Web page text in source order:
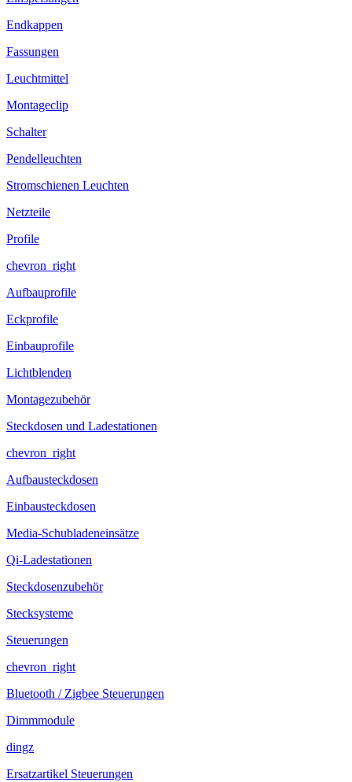
Endkappen
Fassungen
Leuchtmittel
Montageclip
Schalter
Pendelleuchten
Stromschienen Leuchten
Netzteile
Profile
chevron_right
Aufbauprofile
Eckprofile
Einbauprofile
Lichtblenden
Montagezubehör
Steckdosen und Ladestationen
chevron_right
Aufbausteckdosen
Einbausteckdosen
Media-Schubladeneinsätze
Qi-Ladestationen
Steckdosenzubehör
Stecksysteme
Steuerungen
chevron_right
Bluetooth / Zigbee Steuerungen
Dimmmodule
dingz
Ersatzartikel Steuerungen